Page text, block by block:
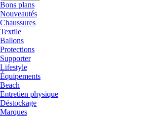
Bons plans
Nouveautés
Chaussures
Textile
Ballons
Protections
Supporter
Lifestyle
Équipements
Beach
Entretien physique
Déstockage
Marques